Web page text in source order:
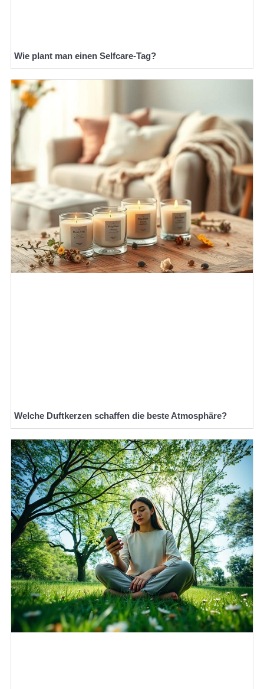
Wie plant man einen Selfcare-Tag?
Welche Duftkerzen schaffen die beste Atmosphäre?